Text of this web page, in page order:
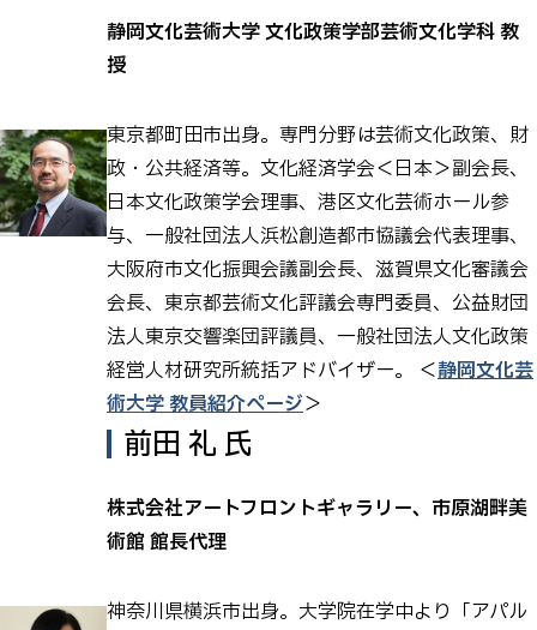
静岡文化芸術大学 文化政策学部芸術文化学科 教
授
東京都町田市出身。専門分野は芸術文化政策、財
政・公共経済等。文化経済学会＜日本＞副会長、
日本文化政策学会理事、港区文化芸術ホール参
与、一般社団法人浜松創造都市協議会代表理事、
大阪府市文化振興会議副会長、滋賀県文化審議会
会長、東京都芸術文化評議会専門委員、公益財団
法人東京交響楽団評議員、一般社団法人文化政策
経営人材研究所統括アドバイザー。 ＜静岡文化芸
術大学 教員紹介ページ＞
前田 礼 氏
株式会社アートフロントギャラリー、市原湖畔美
術館 館長代理
神奈川県横浜市出身。大学院在学中より「アパル